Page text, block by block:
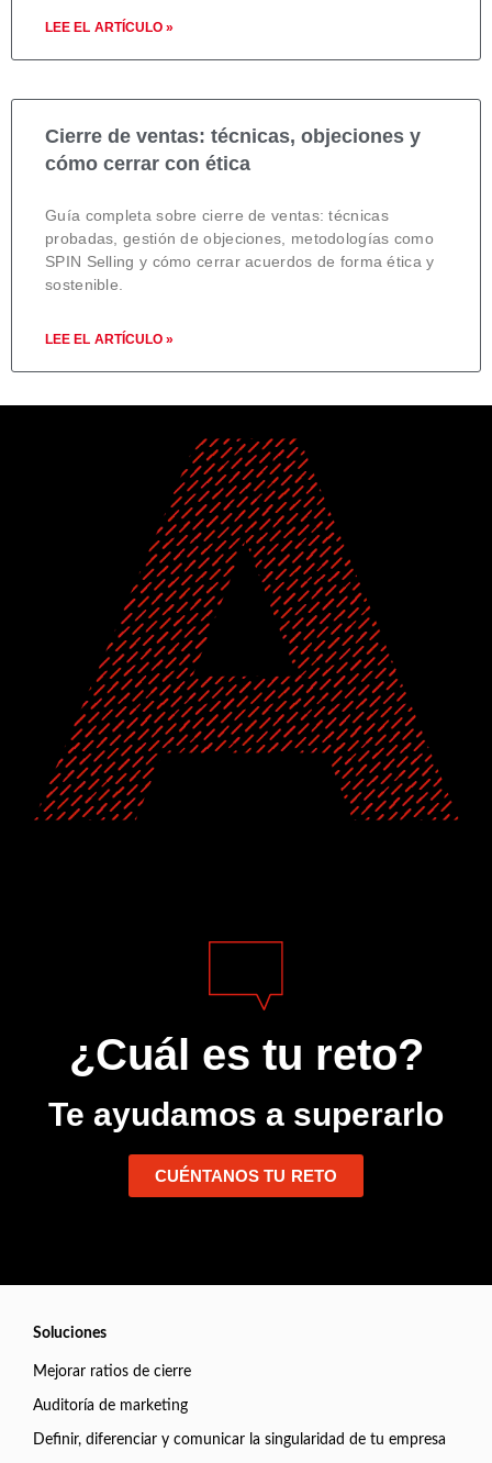
LEE EL ARTÍCULO »
Cierre de ventas: técnicas, objeciones y
cómo cerrar con ética
Guía completa sobre cierre de ventas: técnicas
probadas, gestión de objeciones, metodologías como
SPIN Selling y cómo cerrar acuerdos de forma ética y
sostenible.
LEE EL ARTÍCULO »
¿Cuál es tu reto?
Te ayudamos a superarlo
CUÉNTANOS TU RETO
Soluciones
Mejorar ratios de cierre
Auditoría de marketing
Definir, diferenciar y comunicar la singularidad de tu empresa